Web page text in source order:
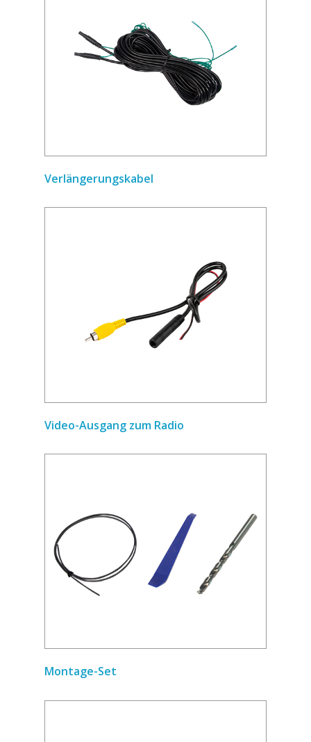
Verlängerungskabel
Video-Ausgang zum Radio
Montage-Set